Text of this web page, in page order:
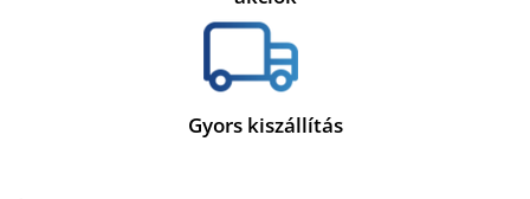
Gyors kiszállítás